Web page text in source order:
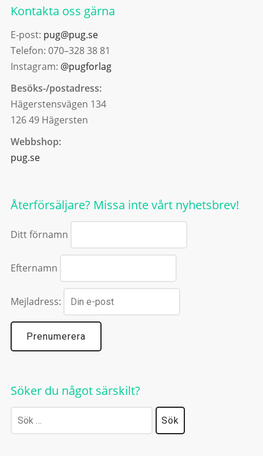
Kontakta oss gärna
E-post: pug@pug.se
Telefon: 070–328 38 81
Instagram: @pugforlag
Besöks-/postadress:
Hägerstensvägen 134
126 49 Hägersten
Webbshop:
pug.se
Återförsäljare? Missa inte vårt nyhetsbrev!
Ditt förnamn
Efternamn
Mejladress:
Söker du något särskilt?
Sök
efter: